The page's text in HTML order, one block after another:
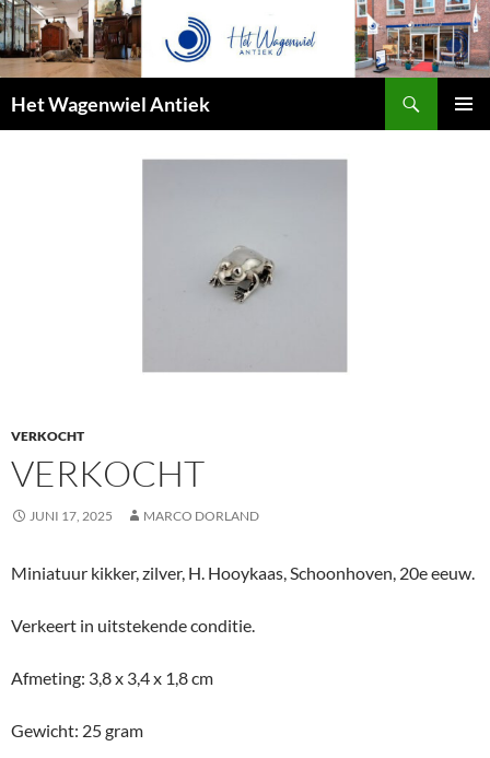
Het Wagenwiel Antiek
VERKOCHT
VERKOCHT
JUNI 17, 2025 MARCO DORLAND
Miniatuur kikker, zilver, H. Hooykaas, Schoonhoven, 20e eeuw.
Verkeert in uitstekende conditie.
Afmeting: 3,8 x 3,4 x 1,8 cm
Gewicht: 25 gram